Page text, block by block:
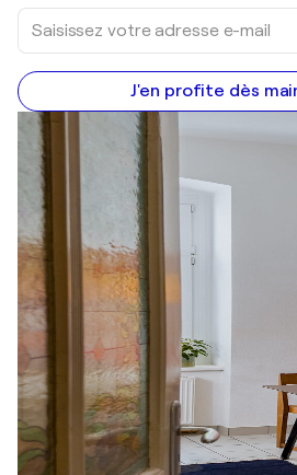
J'en profite dès